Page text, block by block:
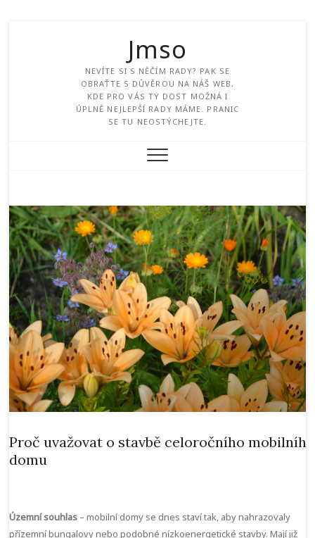
Jmso
NEVÍTE SI S NĚČÍM RADY? PAK SE
OBRAŤTE S DŮVĚROU NA NÁŠ WEB,
KDE PRO VÁS TY DOST MOŽNÁ I
ÚPLNĚ NEJLEPŠÍ RADY MÁME. PRANIC
SE TU NEOSTÝCHEJTE.
Proč uvažovat o stavbě celoročního mobilního
domu
Územní souhlas – mobilní domy se dnes staví tak, aby nahrazovaly
přízemní bungalovy nebo podobné nízkoenergetické stavby. Mají již